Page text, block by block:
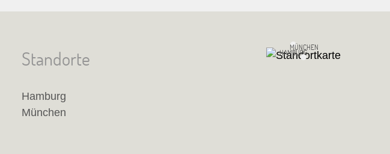
Standorte
Hamburg
München
HAMBURG
MÜNCHEN